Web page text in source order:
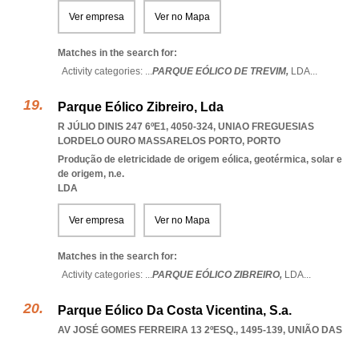
Ver empresa Ver no Mapa
Matches in the search for:
Activity categories: ...PARQUE EÓLICO DE TREVIM, LDA...
Parque Eólico Zibreiro, Lda
R JÚLIO DINIS 247 6ºE1, 4050-324, UNIAO FREGUESIAS
LORDELO OURO MASSARELOS PORTO, PORTO
Produção de eletricidade de origem eólica, geotérmica, solar e
de origem, n.e.
LDA
Ver empresa Ver no Mapa
Matches in the search for:
Activity categories: ...PARQUE EÓLICO ZIBREIRO, LDA...
Parque Eólico Da Costa Vicentina, S.a.
AV JOSÉ GOMES FERREIRA 13 2ºESQ., 1495-139, UNIÃO DAS